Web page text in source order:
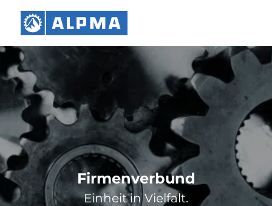
Firmenverbund
Einheit in Vielfalt.